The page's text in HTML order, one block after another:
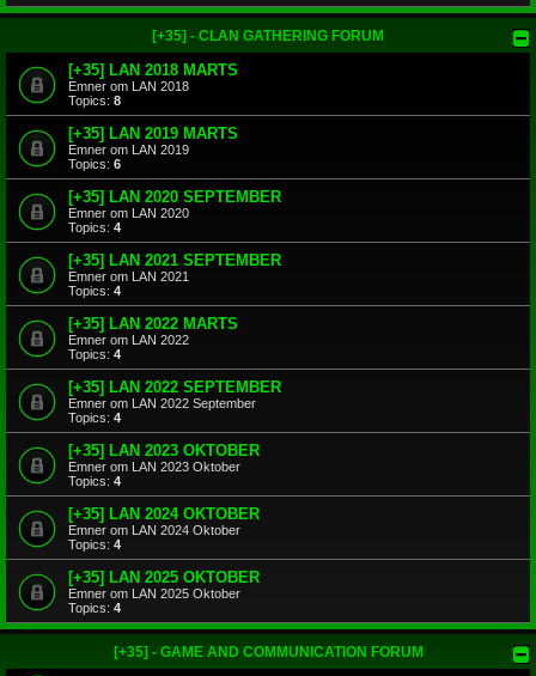
[+35] - CLAN GATHERING FORUM
[+35] LAN 2018 MARTS
Emner om LAN 2018
Topics: 8
[+35] LAN 2019 MARTS
Emner om LAN 2019
Topics: 6
[+35] LAN 2020 SEPTEMBER
Emner om LAN 2020
Topics: 4
[+35] LAN 2021 SEPTEMBER
Emner om LAN 2021
Topics: 4
[+35] LAN 2022 MARTS
Emner om LAN 2022
Topics: 4
[+35] LAN 2022 SEPTEMBER
Emner om LAN 2022 September
Topics: 4
[+35] LAN 2023 OKTOBER
Emner om LAN 2023 Oktober
Topics: 4
[+35] LAN 2024 OKTOBER
Emner om LAN 2024 Oktober
Topics: 4
[+35] LAN 2025 OKTOBER
Emner om LAN 2025 Oktober
Topics: 4
[+35] - GAME AND COMMUNICATION FORUM